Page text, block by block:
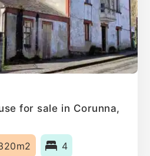
for sale in Corunna,
4